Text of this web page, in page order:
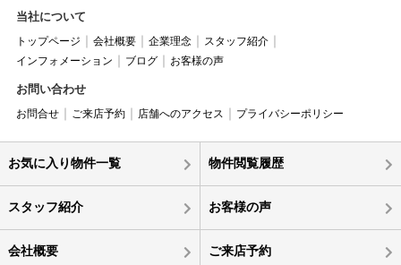
当社について
トップページ 会社概要 企業理念
スタッフ紹介
インフォメーション
ブログ お客様の声
お問い合わせ
お問合せ ご来店予約 店舗へのアクセス プライバシーポリシー
お気に入り物件一覧 物件閲覧履歴
スタッフ紹介 お客様の声
会社概要 ご来店予約